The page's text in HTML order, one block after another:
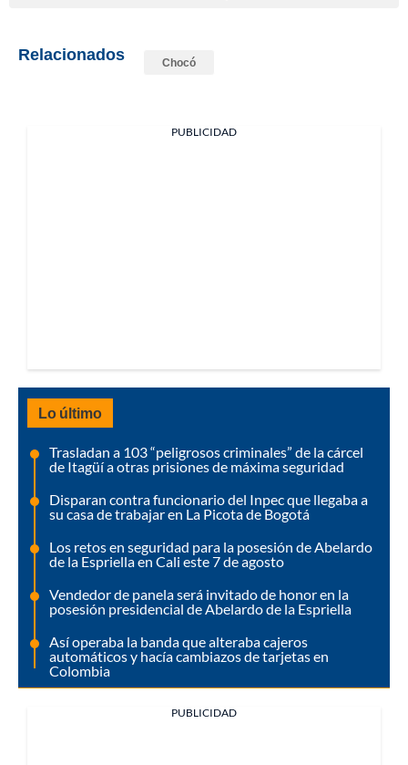
Relacionados Chocó
PUBLICIDAD
Lo último
Trasladan a 103 “peligrosos criminales” de la cárcel
de Itagüí a otras prisiones de máxima seguridad
Disparan contra funcionario del Inpec que llegaba a
su casa de trabajar en La Picota de Bogotá
Los retos en seguridad para la posesión de Abelardo
de la Espriella en Cali este 7 de agosto
Vendedor de panela será invitado de honor en la
posesión presidencial de Abelardo de la Espriella
Así operaba la banda que alteraba cajeros
automáticos y hacía cambiazos de tarjetas en
Colombia
PUBLICIDAD